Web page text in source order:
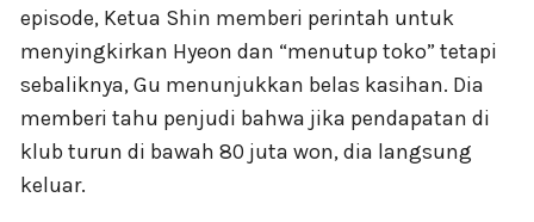
episode, Ketua Shin memberi perintah untuk
menyingkirkan Hyeon dan “menutup toko” tetapi
sebaliknya, Gu menunjukkan belas kasihan. Dia
memberi tahu penjudi bahwa jika pendapatan di
klub turun di bawah 80 juta won, dia langsung
keluar.